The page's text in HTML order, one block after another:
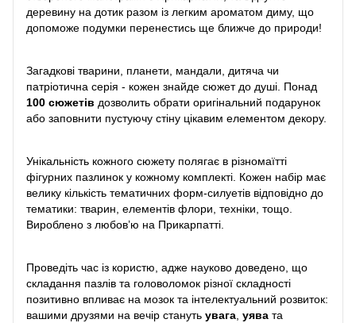
деревину на дотик разом із легким ароматом диму, що
допоможе подумки перенестись ще ближче до природи!
Загадкові тварини, планети, мандали, дитяча чи
патріотична серія - кожен знайде сюжет до душі. Понад
100 сюжетів дозволить обрати оригінальний подарунок
або заповнити пустуючу стіну цікавим елементом декору.
Унікальність кожного сюжету полягає в різномаїтті
фігурних пазлинок у кожному комплекті. Кожен набір має
велику кількість тематичних форм-силуетів відповідно до
тематики: тварин, елементів флори, техніки, тощо.
Вироблено з любов’ю на Прикарпатті.
Проведіть час із користю, адже науково доведено, що
складання пазлів та головоломок різної складності
позитивно впливає на мозок та інтелектуальний розвиток:
вашими друзями на вечір стануть увага, уява та